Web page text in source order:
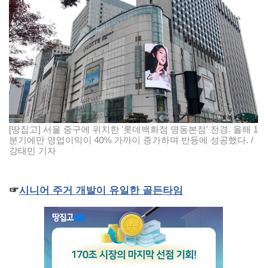
[땅집고] 서울 중구에 위치한 '롯데백화점 명동본점' 전경. 올해 1
분기에만 영업이익이 40% 가까이 증가하며 반등에 성공했다. /
강태민 기자
☞시니어 주거 개발이 유일한 골든타임